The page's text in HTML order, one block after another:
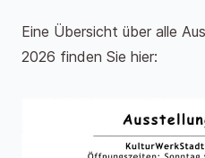
Eine Übersicht über alle
2026 finden Sie hier: